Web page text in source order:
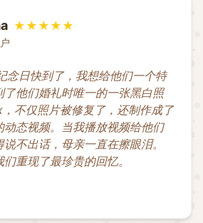
★★★★★
念日快到了，我想给他们一个特
了他们婚礼时唯一的一张黑白照
不仅照片被修复了，还制作成了
动态视频。当我播放视频给他们
不出话，母亲一直在擦眼泪。
重现了最珍贵的回忆。